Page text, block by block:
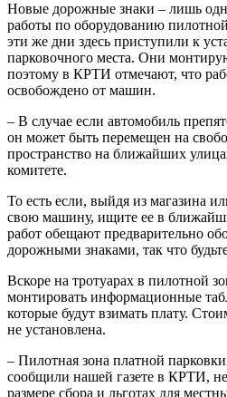
Новые дорожные знаки – лишь
работы по оборудованию
эти же дни здесь приступили к
парковочного места. Они
поэтому в КРТИ отмечают, что
освобождено от машин.
– В случае если автомобиль
он может быть перемещен на
пространство на ближайших
комитете.
То есть если, выйдя из магазина
свою машину, ищите ее в
работ обещают предварительно
дорожными знаками, так что
Вскоре на тротуарах в пилотной
монтировать информационные
которые будут взимать плату.
не установлена.
– Пилотная зона платной
сообщили нашей газете в КРТИ,
размере сбора и льготах для